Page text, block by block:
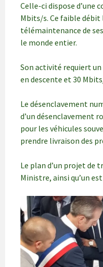
Celle-ci dispose d’une
Mbits/s. Ce faible débit
télémaintenance de
le monde entier.
Son activité requiert
en descente et 30
Le désenclavement
d’un désenclavement
pour les véhicules
prendre livraison des
Le plan d’un projet de
Ministre, ainsi qu’un